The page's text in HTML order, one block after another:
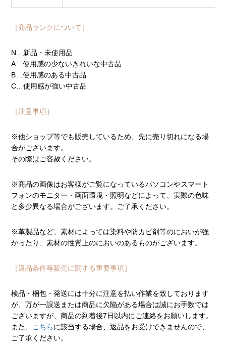
［商品ランクについて］
N…新品・未使用品
A…使用感の少ないきれいな中古品
B…使用感のある中古品
C…使用感が強い中古品
［注意事項］
※他ショップ等でも販売しているため、先に売り切れになる場
合がございます。
その際はご容赦ください。
※商品の画像はお客様がご覧になっているパソコンやスマート
フォンのモニター・画面環境・照明などによって、実際の色味
と多少異なる場合がございます。ご了承ください。
※革製品など、素材によっては染料や防カビ剤等のにおいが強
かったり、素材の性質上のにおいのあるものがございます。
［返品条件等販売に関する重要事項］
検品・梱包・発送には十分に注意を払い作業を致しております
が、万が一誤送または商品に欠陥がある場合は誠にお手数では
ございますが、商品の到着後7日以内にご連絡をお願いします。
また、
こちらに該当する場合、返品をお受けできませんので、
ご了承ください。